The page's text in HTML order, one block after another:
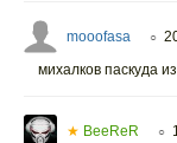
mooofasa ○
михалков паскуда
★ BeeReR ○